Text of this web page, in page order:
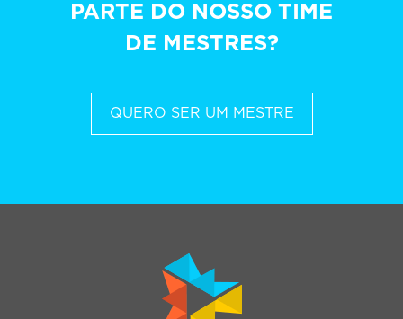
PARTE DO NOSSO TIME
DE MESTRES?
QUERO SER UM MESTRE